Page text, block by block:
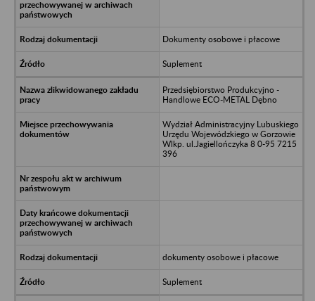
Dokumenty osobowe i płacowe
Suplement
Przedsiębiorstwo Produkcyjno -
Handlowe ECO-METAL Dębno
Wydział Administracyjny Lubuskiego
Urzędu Wojewódzkiego w Gorzowie
Wlkp. ul.Jagiellończyka 8 0-95 7215
396
dokumenty osobowe i płacowe
Suplement